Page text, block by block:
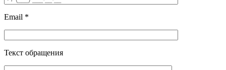
Email *
Текст обращения